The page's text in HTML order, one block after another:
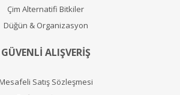
Çim Alternatifi Bitkiler
Düğün & Organizasyon
GÜVENLİ ALIŞVERİŞ
Satış Sözleşmesi